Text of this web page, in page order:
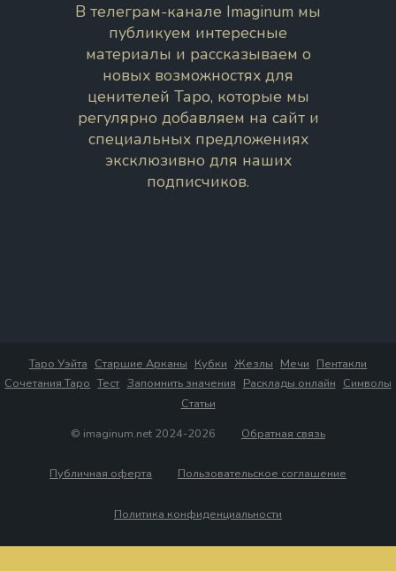
В телеграм-канале Imaginum мы
публикуем интересные
материалы и рассказываем о
новых возможностях для
ценителей Таро, которые мы
регулярно добавляем на сайт и
специальных предложениях
эксклюзивно для наших
подписчиков.
Таро Уэйта Старшие Арканы Кубки Жезлы Мечи Пентакли
Сочетания Таро Тест Запомнить значения Расклады онлайн Символы
Статьи
© imaginum.net 2024-2026
Обратная связь
Публичная оферта Пользовательское соглашение
Политика конфиденциальности